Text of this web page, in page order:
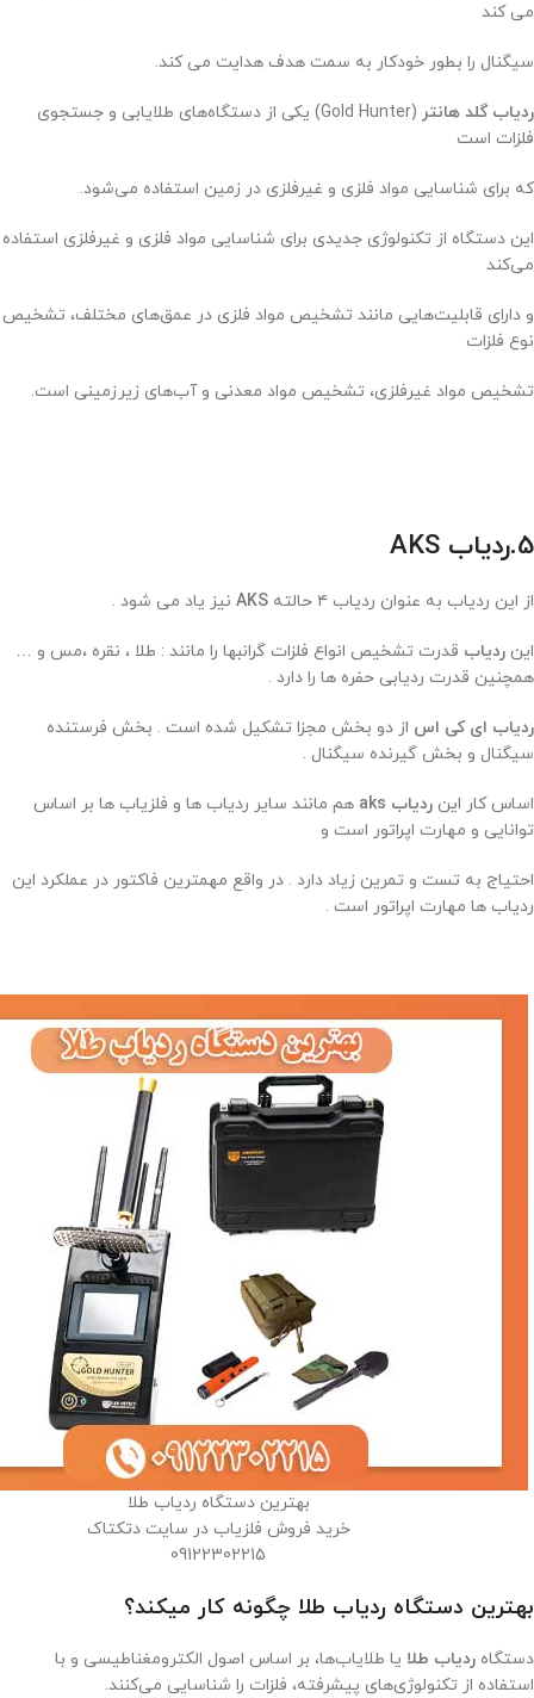
می کند
سیگنال را بطور خودکار به سمت هدف هدایت می کند.
ردیاب گلد هانتر
(Gold Hunter) یکی از دستگاه‌های طلا‌یابی و جستجوی
فلزات است
که برای شناسایی مواد فلزی و غیرفلزی در زمین استفاده می‌شود.
این دستگاه از تکنولوژی جدیدی برای شناسایی مواد فلزی و غیرفلزی استفاده
می‌کند
و دارای قابلیت‌هایی مانند تشخیص مواد فلزی در عمق‌های مختلف، تشخیص
نوع فلزات
تشخیص مواد غیرفلزی، تشخیص مواد معدنی و آب‌های زیرزمینی است.
5.ردیاب AKS
از این ردیاب به عنوان ردیاب ۴ حالته AKS نیز یاد می شود .
این ردیاب قدرت تشخیص انواع فلزات گرانبها را مانند : طلا ، نقره ،مس و …
همچنین قدرت ردیابی حفره ها را دارد .
ردیاب ای کی اس از دو بخش مجزا تشکیل شده است . بخش فرستنده
سیگنال و بخش گیرنده سیگنال .
اساس کار این ردیاب aks
هم مانند سایر ردیاب ها و فلزیاب ها بر اساس
توانایی و مهارت اپراتور است و
احتیاج به تست و تمرین زیاد دارد . در واقع مهمترین فاکتور در عملکرد این
ردیاب ها مهارت اپراتور است .
بهترین دستگاه ردیاب طلا
خرید فروش فلزیاب در سایت دتکتاک
09122302215
بهترین دستگاه ردیاب طلا چگونه کار میکند؟
دستگاه ردیاب طلا یا طلایاب‌ها، بر اساس اصول الکترومغناطیسی و با
استفاده از تکنولوژی‌های پیشرفته، فلزات را شناسایی می‌کنند.